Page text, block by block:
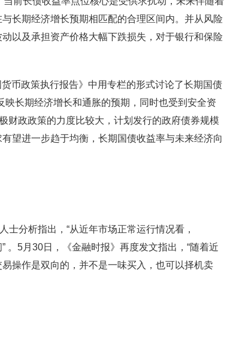
长期经济增长预期相匹配的合理区间内。并从风险
以及承担资产价格大幅下跌损失，对于银行和保险
币政策执行报告》中用专栏的形式讨论了长期国债
映长期经济增长和通胀的预期，同时也受到安全资
财政政策的力度比较大，计划发行的政府债券规模
望进一步趋于均衡，长期国债收益率与未来经济向
士分析指出，“从近年市场正常运行情况看，
。5月30日，《金融时报》再度发文指出，“随着近
操作是双向的，并不是一味买入，也可以择机卖